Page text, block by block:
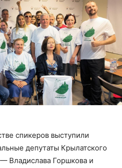
спикеров выступили
депутаты Крылатского
Владислава Горшкова и